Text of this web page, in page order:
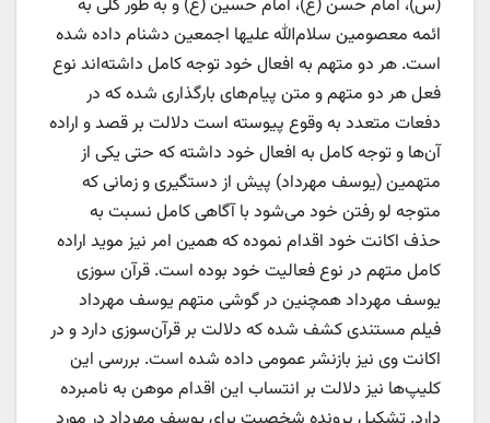
(س)، امام حسن (ع)، امام حسین (ع) و به طور کلی به
ائمه معصومین سلام‌الله علیها اجمعین دشنام داده شده
است. هر دو متهم به افعال خود توجه کامل داشته‌اند نوع
فعل هر دو متهم و متن پیام‌های بارگذاری شده که در
دفعات متعدد به وقوع پیوسته است دلالت بر قصد و اراده
آن‌ها و توجه کامل به افعال خود داشته که حتی یکی از
متهمین (یوسف مهرداد) پیش از دستگیری و زمانی که
متوجه لو رفتن خود می‌شود با آگاهی کامل نسبت به
حذف اکانت خود اقدام نموده که همین امر نیز موید اراده
کامل متهم در نوع فعالیت خود بوده است. قرآن سوزی
یوسف مهرداد همچنین در گوشی متهم یوسف مهرداد
فیلم مستندی کشف شده که دلالت بر قرآن‌سوزی دارد و در
اکانت وی نیز بازنشر عمومی داده شده است. بررسی این
کلیپ‌ها نیز دلالت بر انتساب این اقدام موهن به نامبرده